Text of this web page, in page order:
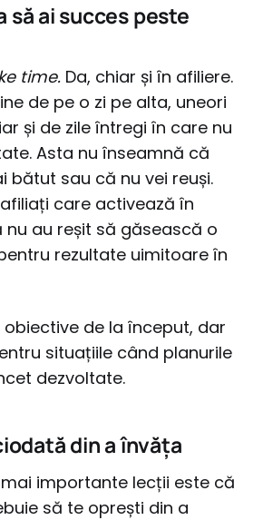
să ai succes peste
time. Da, chiar și în afiliere.
de pe o zi pe alta, uneori
și de zile întregi în care nu
Asta nu înseamnă că
bătut sau că nu vei reuși.
care activează în
nu au reșit să găsească o
rezultate uimitoare în
obiective de la început, dar
situațiile când planurile
dezvoltate.
din a învăța
importante lecții este că
să te oprești din a